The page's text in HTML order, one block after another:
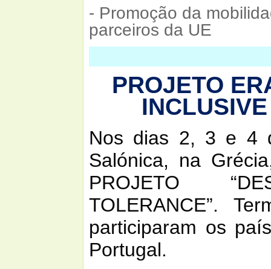
- Promoção da
parceiros da UE
PROJETO
Nos dias 2, 3 e 4
Salónica, na
PROJETO
TOLERANCE”.
participaram os
Portugal.